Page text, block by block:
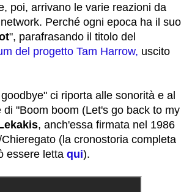
poi, arrivano le varie reazioni da
Perché ogni epoca ha il suo
", parafrasando il titolo del
del progetto Tam Harrow, uscito
ci riporta alle sonorità e al
di "Boom boom (Let's go back to my
, anch'essa firmata nel 1986
(la cronostoria completa
essere letta qui).